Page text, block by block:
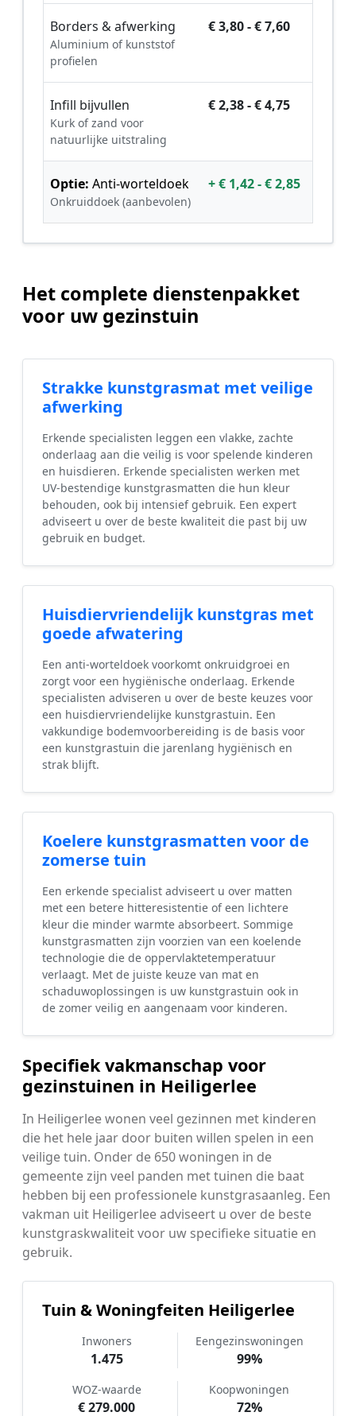
Borders & afwerking
Aluminium of kunststof
profielen
€ 3,80 - € 7,60
Infill bijvullen
Kurk of zand voor
natuurlijke uitstraling
€ 2,38 - € 4,75
Optie: Anti-worteldoek
Onkruiddoek (aanbevolen)
+ € 1,42 - € 2,85
Het complete dienstenpakket
voor uw gezinstuin
Strakke kunstgrasmat met veilige
afwerking
Erkende specialisten leggen een vlakke, zachte
onderlaag aan die veilig is voor spelende kinderen
en huisdieren. Erkende specialisten werken met
UV-bestendige kunstgrasmatten die hun kleur
behouden, ook bij intensief gebruik. Een expert
adviseert u over de beste kwaliteit die past bij uw
gebruik en budget.
Huisdiervriendelijk kunstgras met
goede afwatering
Een anti-worteldoek voorkomt onkruidgroei en
zorgt voor een hygiënische onderlaag. Erkende
specialisten adviseren u over de beste keuzes voor
een huisdiervriendelijke kunstgrastuin. Een
vakkundige bodemvoorbereiding is de basis voor
een kunstgrastuin die jarenlang hygiënisch en
strak blijft.
Koelere kunstgrasmatten voor de
zomerse tuin
Een erkende specialist adviseert u over matten
met een betere hitteresistentie of een lichtere
kleur die minder warmte absorbeert. Sommige
kunstgrasmatten zijn voorzien van een koelende
technologie die de oppervlaktetemperatuur
verlaagt. Met de juiste keuze van mat en
schaduwoplossingen is uw kunstgrastuin ook in
de zomer veilig en aangenaam voor kinderen.
Specifiek vakmanschap voor
gezinstuinen in Heiligerlee
In Heiligerlee wonen veel gezinnen met kinderen
die het hele jaar door buiten willen spelen in een
veilige tuin. Onder de 650 woningen in de
gemeente zijn veel panden met tuinen die baat
hebben bij een professionele kunstgrasaanleg. Een
vakman uit Heiligerlee adviseert u over de beste
kunstgraskwaliteit voor uw specifieke situatie en
gebruik.
Tuin & Woningfeiten Heiligerlee
Inwoners
1.475
Eengezinswoningen
99%
WOZ-waarde
€ 279.000
Koopwoningen
72%